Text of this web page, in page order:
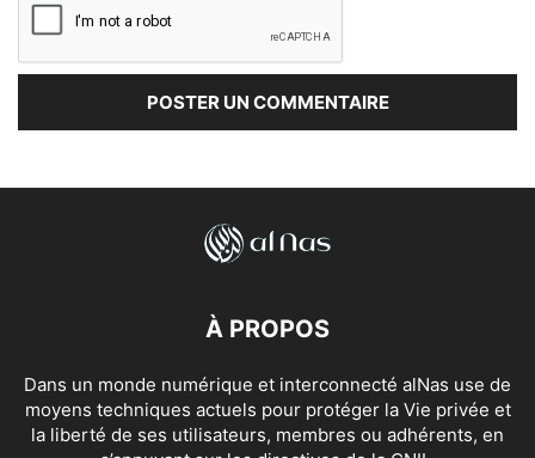
À PROPOS
Dans un monde numérique et interconnecté alNas use de
moyens techniques actuels pour protéger la Vie privée et
la liberté de ses utilisateurs, membres ou adhérents, en